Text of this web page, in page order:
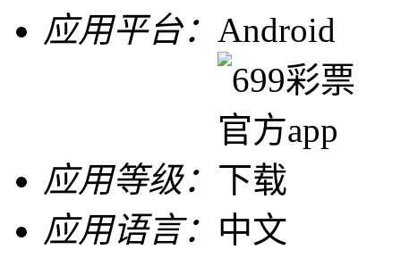
应用平台： Android
应用等级：
应用语言： 中文